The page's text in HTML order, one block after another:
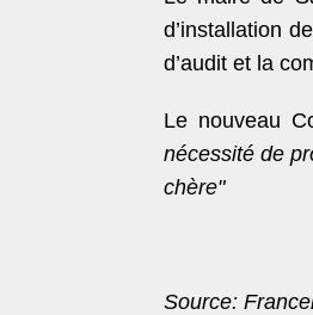
d’installation
d’audit et la
Le nouveau
nécessité de
chère"
Source: